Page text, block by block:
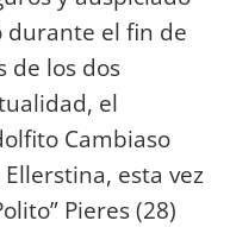
durante el fin de
de los dos
el
Cambiaso
esta vez
Pieres (28)